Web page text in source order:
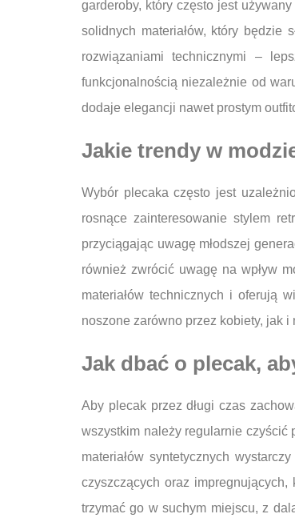
garderoby, który często jest
solidnych materiałów, który będzie
rozwiązaniami technicznymi –
funkcjonalnością niezależnie od
dodaje elegancji nawet prostym
Jakie trendy w
Wybór plecaka często jest
rosnące zainteresowanie stylem
przyciągając uwagę młodszej
również zwrócić uwagę na wpływ
materiałów technicznych i oferują
noszone zarówno przez kobiety, jak i
Jak dbać o plecak,
Aby plecak przez długi czas
wszystkim należy regularnie czyścić
materiałów syntetycznych
czyszczących oraz
trzymać go w suchym miejscu, z